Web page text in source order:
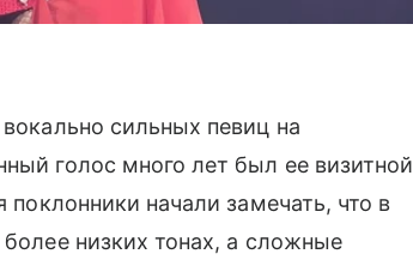
сильных певиц на
голос много лет был ее визитной
начали замечать, что в
низких тонах, а сложные